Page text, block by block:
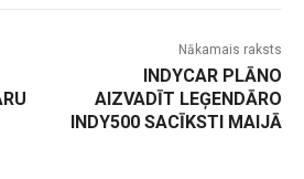
Nākamais raksts
INDYCAR PLĀNO
AIZVADĪT LEĢENDĀRO
INDY500 SACĪKSTI MAIJĀ